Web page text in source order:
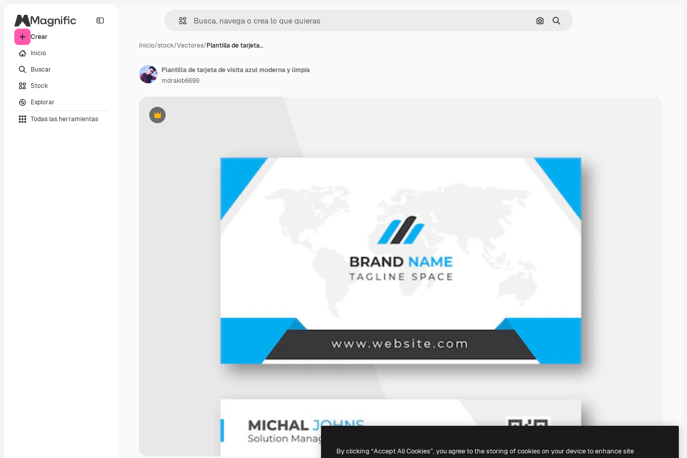
Crear
Inicio
Buscar
Stock
Explorar
Todas las herramientas
Buscar por imagen
Buscar
Inicio/stock/Vectores/Plantilla de tarjeta…
Premium
Plantilla de tarjeta de visita azul moderna y limpia
mdrakib6699
By clicking “Accept All Cookies”, you agree to the storing of cookies on your device to enhance site